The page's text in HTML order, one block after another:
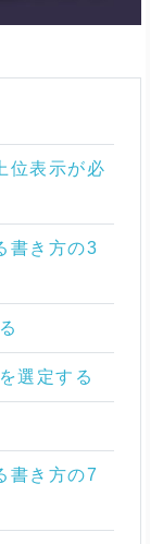
位表示が必
書き方の3
選定する
書き方の7